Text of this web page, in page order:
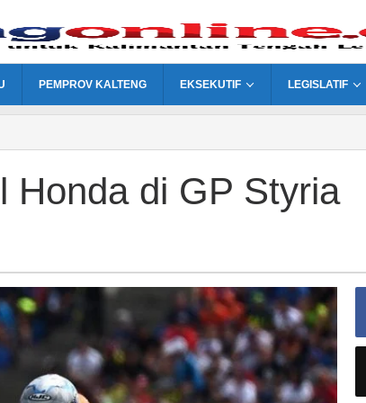
PEMPROV KALTENG EKSEKUTIF LEGISLATIF
Honda di GP Styria